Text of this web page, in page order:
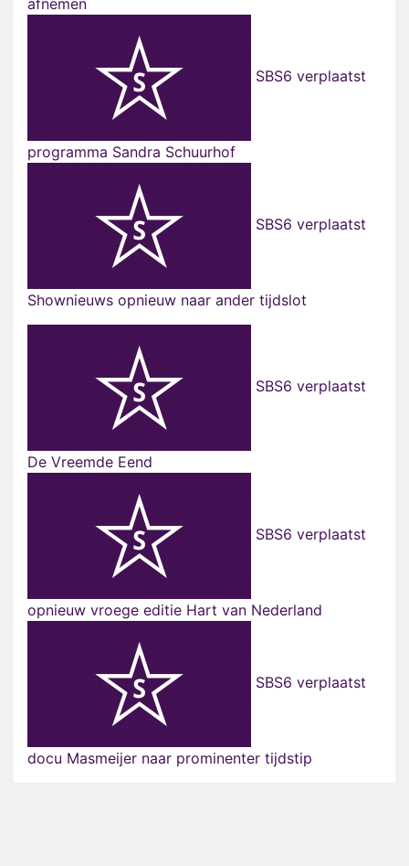
afnemen
SBS6 verplaatst
programma Sandra Schuurhof
SBS6 verplaatst
Shownieuws opnieuw naar ander tijdslot
SBS6 verplaatst
De Vreemde Eend
SBS6 verplaatst
opnieuw vroege editie Hart van Nederland
SBS6 verplaatst
docu Masmeijer naar prominenter tijdstip